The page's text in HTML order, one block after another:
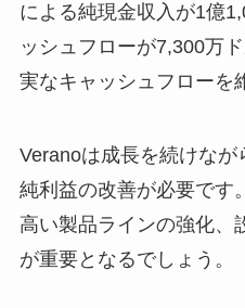
による純現金収入が1億
ッシュフローが7,300万
実なキャッシュフローを
Veranoは成長を続けな
純利益の改善が必要です
高い製品ラインの強化、
が重要となるでしょう。